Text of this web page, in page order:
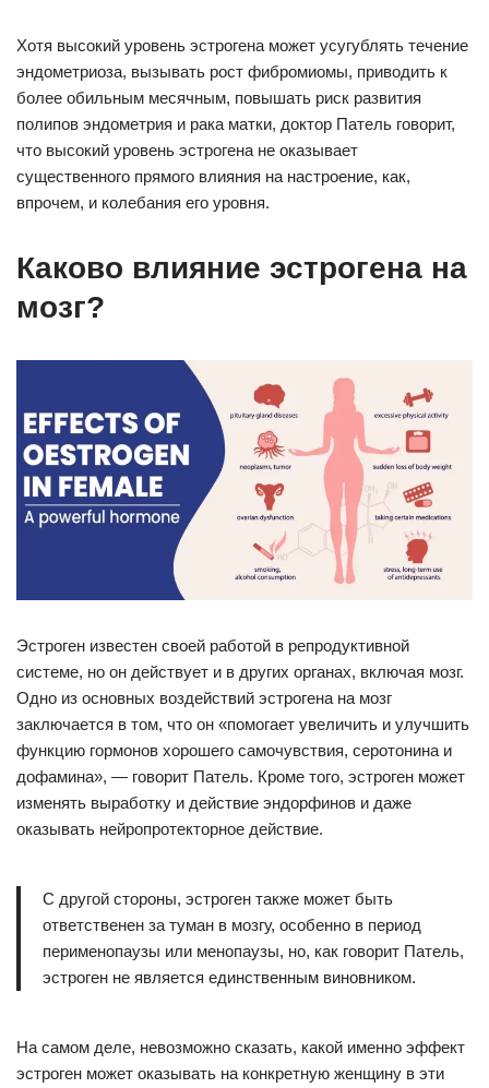
Хотя высокий уровень эстрогена может усугублять течение
эндометриоза, вызывать рост фибромиомы, приводить к
более обильным месячным, повышать риск развития
полипов эндометрия и рака матки, доктор Патель говорит,
что высокий уровень эстрогена не оказывает
существенного прямого влияния на настроение, как,
впрочем, и колебания его уровня.
Каково влияние эстрогена на
мозг?
Эстроген известен своей работой в репродуктивной
системе, но он действует и в других органах, включая мозг.
Одно из основных воздействий эстрогена на мозг
заключается в том, что он «помогает увеличить и улучшить
функцию гормонов хорошего самочувствия, серотонина и
дофамина», — говорит Патель. Кроме того, эстроген может
изменять выработку и действие эндорфинов и даже
оказывать нейропротекторное действие.
С другой стороны, эстроген также может быть
ответственен за туман в мозгу, особенно в период
перименопаузы или менопаузы, но, как говорит Патель,
эстроген не является единственным виновником.
На самом деле, невозможно сказать, какой именно эффект
эстроген может оказывать на конкретную женщину в эти